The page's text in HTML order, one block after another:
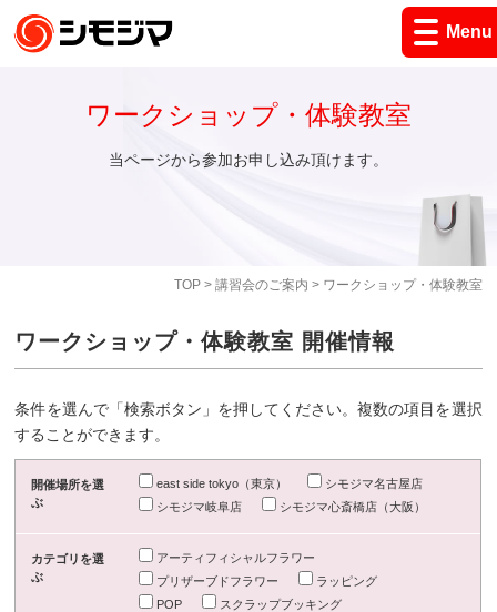
Menu
TOP> 講習会のご案内 > ワークショップ・体験教室
ワークショップ・体験教室
当ページから参加お申し込み頂けます。
ワークショップ・体験教室 開催情報
条件を選んで「検索ボタン」を押してください。複数の項目を選択
することができます。
開催場所を選
ぶ
east side tokyo（東京）
シモジマ名古屋店
シモジマ岐阜店
シモジマ心斎橋店（大阪）
カテゴリを選
ぶ
アーティフィシャルフラワー
プリザーブドフラワー
ラッピング
POP
スクラップブッキング